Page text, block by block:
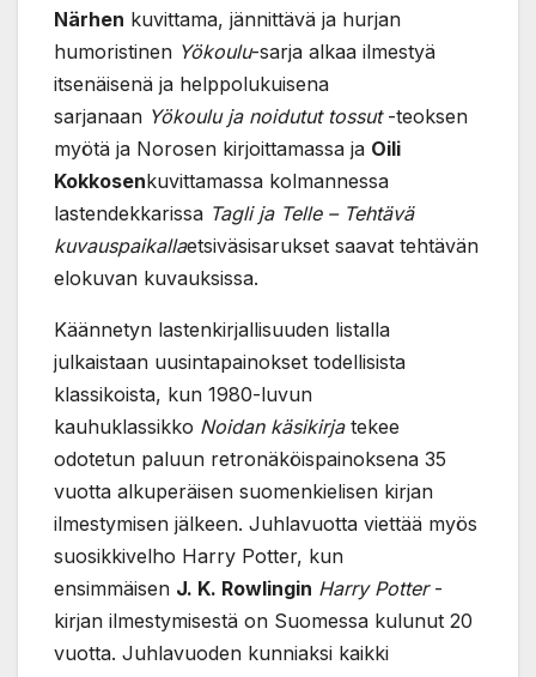
Närhen kuvittama, jännittävä ja hurjan
humoristinen Yökoulu-sarja alkaa ilmestyä
itsenäisenä ja helppolukuisena
sarjanaan Yökoulu ja noidutut tossut-teoksen
myötä ja Norosen kirjoittamassa ja Oili
Kokkosenkuvittamassa kolmannessa
lastendekkarissa Tagli ja Telle – Tehtävä
kuvauspaikallaetsiväsisarukset saavat tehtävän
elokuvan kuvauksissa.
Käännetyn lastenkirjallisuuden listalla
julkaistaan uusintapainokset todellisista
klassikoista, kun 1980-luvun
kauhuklassikko Noidan käsikirjatekee
odotetun paluun retronäköispainoksena 35
vuotta alkuperäisen suomenkielisen kirjan
ilmestymisen jälkeen. Juhlavuotta viettää myös
suosikkivelho Harry Potter, kun
ensimmäisen J. K. Rowlingin Harry Potter-
kirjan ilmestymisestä on Suomessa kulunut 20
vuotta. Juhlavuoden kunniaksi kaikki